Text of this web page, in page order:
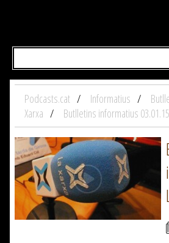
Podcasts.cat Informatius
Xarxa
Butlletins informatius